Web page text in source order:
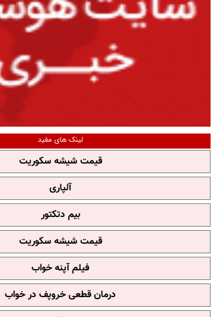
لینک های مفید
قیمت شیشه سکوریت
آلپاری
بیم دتکتور
قیمت شیشه سکوریت
فیلم آپنه خواب
درمان قطعی خروپف در خواب